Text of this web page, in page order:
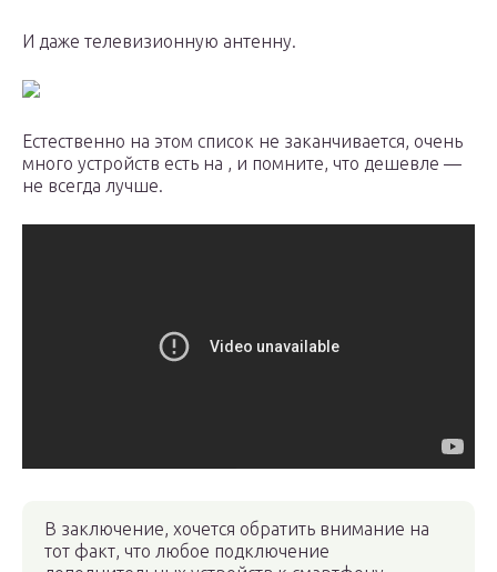
И даже телевизионную антенну.
Естественно на этом список не заканчивается, очень
много устройств есть на , и помните, что дешевле —
не всегда лучше.
В заключение, хочется обратить внимание на
тот факт, что любое подключение